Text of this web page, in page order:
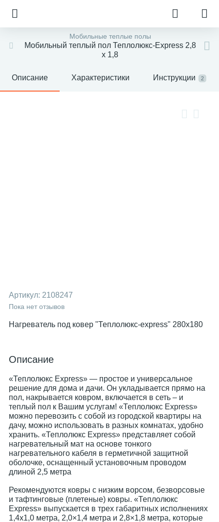
Мобильные теплые полы
Мобильный теплый пол Теплолюкс-Express 2,8
х 1,8
Описание Характеристики Инструкции 2
Артикул: 2108247
Пока нет отзывов
Нагреватель под ковер "Теплолюкс-express" 280x180
Описание
«Теплолюкс Express» — простое и универсальное
решение для дома и дачи. Он укладывается прямо на
пол, накрывается ковром, включается в сеть – и
теплый пол к Вашим услугам! «Теплолюкс Express»
можно перевозить с собой из городской квартиры на
дачу, можно использовать в разных комнатах, удобно
хранить. «Теплолюкс Express» представляет собой
нагревательный мат на основе тонкого
нагревательного кабеля в герметичной защитной
оболочке, оснащенный установочным проводом
длиной 2,5 метра
Рекомендуются ковры с низким ворсом, безворсовые
и тафтинговые (плетеные) ковры. «Теплолюкс
Express» выпускается в трех габаритных исполнениях
1,4х1,0 метра, 2,0×1,4 метра и 2,8×1,8 метра, которые